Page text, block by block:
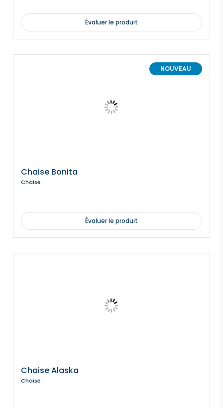
Évaluer le produit
NOUVEAU
Chaise Bonita
Chaise
Évaluer le produit
Chaise Alaska
Chaise